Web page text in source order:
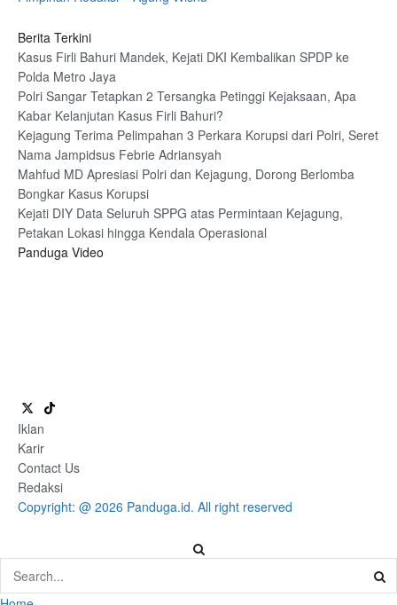
Berita Terkini
Kasus Firli Bahuri Mandek, Kejati DKI Kembalikan SPDP ke
Polda Metro Jaya
Polri Sangar Tetapkan 2 Tersangka Petinggi Kejaksaan, Apa
Kabar Kelanjutan Kasus Firli Bahuri?
Kejagung Terima Pelimpahan 3 Perkara Korupsi dari Polri, Seret
Nama Jampidsus Febrie Adriansyah
Mahfud MD Apresiasi Polri dan Kejagung, Dorong Berlomba
Bongkar Kasus Korupsi
Kejati DIY Data Seluruh SPPG atas Permintaan Kejagung,
Petakan Lokasi hingga Kendala Operasional
Panduga Video
Iklan
Karir
Contact Us
Redaksi
Copyright: @ 2026 Panduga.id. All right reserved